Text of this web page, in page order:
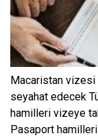
Macaristan vizesi
seyahat edecek
hamilleri vizeye
Pasaport